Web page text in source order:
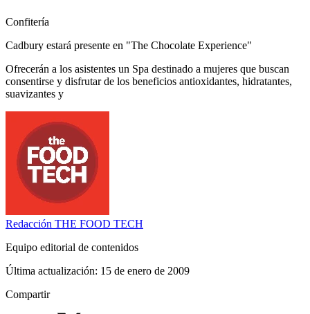
Confitería
Cadbury estará presente en "The Chocolate Experience"
Ofrecerán a los asistentes un Spa destinado a mujeres que buscan
consentirse y disfrutar de los beneficios antioxidantes, hidratantes,
suavizantes y
Redacción THE FOOD TECH
Equipo editorial de contenidos
Última actualización: 15 de enero de 2009
Compartir